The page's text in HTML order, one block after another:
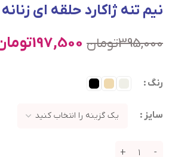
نیم تنه ژاکارد حلقه ای زنانه 0319
395,000تومان 197,500
رنگ
سایز